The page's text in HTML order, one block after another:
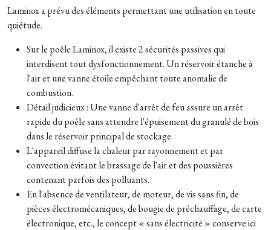
Laminox a prévu des éléments permettant une utilisation en toute
quiétude.
Sur le poêle Laminox, il existe 2 sécurités passives qui
interdisent tout dysfonctionnement. Un réservoir étanche à
l'air et une vanne étoile empêchant toute anomalie de
combustion.
Détail judicieux : Une vanne d'arrêt de feu assure un arrêt
rapide du poêle sans attendre l'épuisement du granulé de bois
dans le réservoir principal de stockage
L'appareil diffuse la chaleur par rayonnement et par
convection évitant le brassage de l'air et des poussières
contenant parfois des polluants.
En l'absence de ventilateur, de moteur, de vis sans fin, de
pièces électromécaniques, de bougie de préchauffage, de carte
électronique, etc., le concept « sans électricité » conserve ici